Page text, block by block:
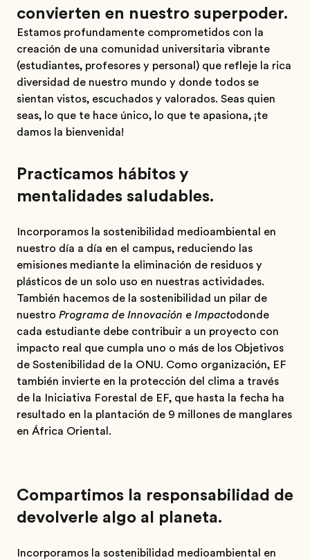
convierten en nuestro superpoder.
Estamos profundamente comprometidos con la
creación de una comunidad universitaria vibrante
(estudiantes, profesores y personal) que refleje la rica
diversidad de nuestro mundo y donde todos se
sientan vistos, escuchados y valorados. Seas quien
seas, lo que te hace único, lo que te apasiona, ¡te
damos la bienvenida!
Practicamos hábitos y
mentalidades saludables.
Incorporamos la sostenibilidad medioambiental en
nuestro día a día en el campus, reduciendo las
emisiones mediante la eliminación de residuos y
plásticos de un solo uso en nuestras actividades.
También hacemos de la sostenibilidad un pilar de
nuestro Programa de Innovación e Impactodonde
cada estudiante debe contribuir a un proyecto con
impacto real que cumpla uno o más de los Objetivos
de Sostenibilidad de la ONU. Como organización, EF
también invierte en la protección del clima a través
de la Iniciativa Forestal de EF, que hasta la fecha ha
resultado en la plantación de 9 millones de manglares
en África Oriental.
Compartimos la responsabilidad de
devolverle algo al planeta.
Incorporamos la sostenibilidad medioambiental en